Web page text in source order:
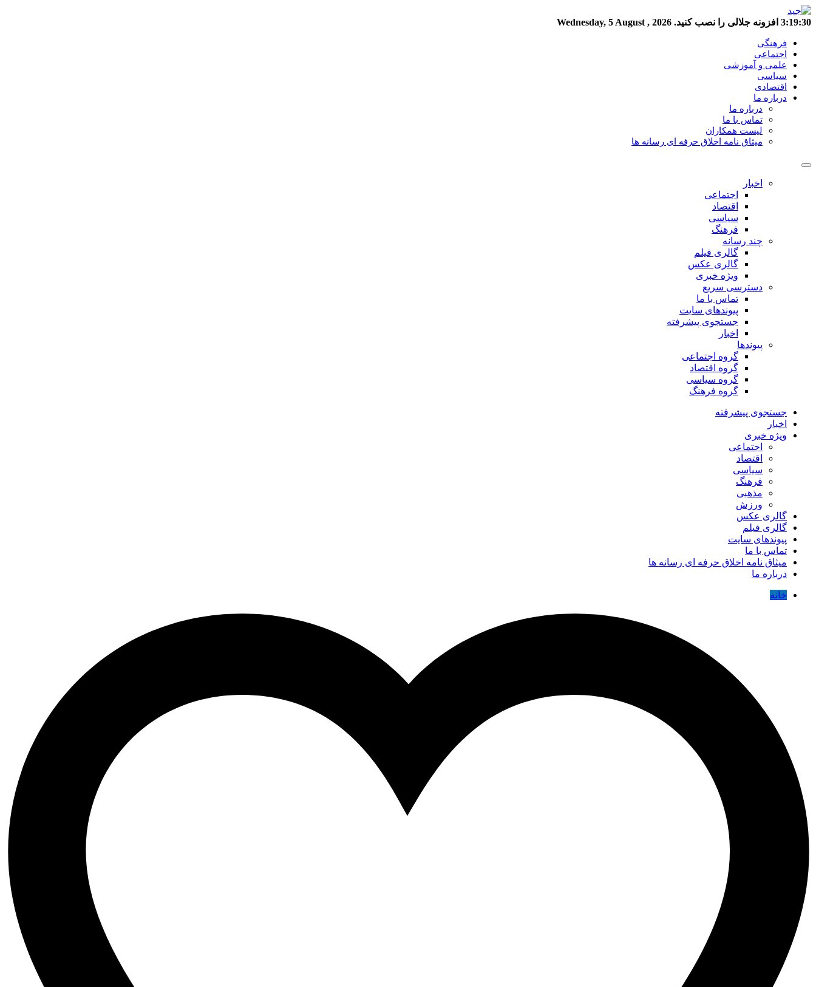
3:19:31 افزونه جلالی را نصب کنید. Wednesday, 5 August , 2026
فرهنگی
اجتماعی
علمی و آموزشی
سیاسی
اقتصادی
درباره ما
درباره ما
تماس با ما
لیست همکاران
میثاق نامه اخلاق حرفه ای رسانه ها
اخبار
اجتماعی
اقتصاد
سیاسی
فرهنگ
چند رسانه
گالری فیلم
گالری عکس
ویژه خبری
دسترسی سریع
تماس با ما
پیوندهای سایت
جستجوی پیشرفته
اخبار
پیوندها
گروه اجتماعی
گروه اقتصاد
گروه سیاسی
گروه فرهنگ
جستجوی پیشرفته
اخبار
ویژه خبری
اجتماعی
اقتصاد
سیاسی
فرهنگ
مذهبی
ورزش
گالری عکس
گالری فیلم
پیوندهای سایت
تماس با ما
میثاق نامه اخلاق حرفه ای رسانه ها
درباره ما
خانه